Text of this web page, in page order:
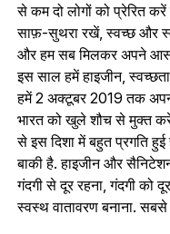
से कम दो लोगों को प्रेरित
साफ़-सुथरा रखें, स्वच्छ और
और हम सब मिलकर अपने
इस साल हमें हाइजीन,
हमें 2 अक्टूबर 2019 तक
भारत को खुले शौच से मुक्त
से इस दिशा में बहुत प्रगति
बाकी है. हाइजीन और
गंदगी से दूर रहना, गंदगी
स्वस्थ वातावरण बनाना. सबसे